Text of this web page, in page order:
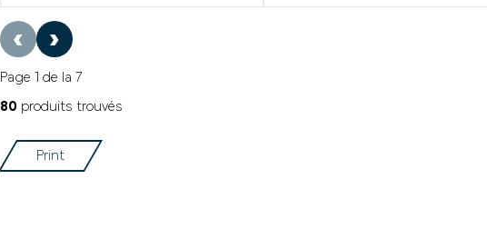
‹ ›
Page 1 de la 7
80 produits trouvés
Print